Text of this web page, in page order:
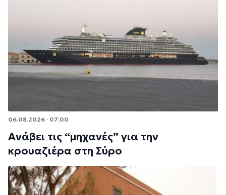
06.08.2026 · 07:00
Ανάβει τις “μηχανές” για την
κρουαζιέρα στη Σύρο